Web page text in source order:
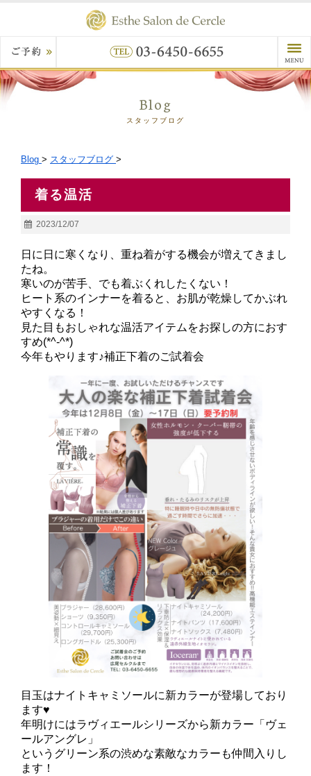
Blog
スタッフブログ
Blog > スタッフブログ >
着る温活
2023/12/07
日に日に寒くなり、重ね着がする機会が増えてきまし
たね。
寒いのが苦手、でも着ぶくれしたくない！
ヒート系のインナーを着ると、お肌が乾燥してかぶれ
やすくなる！
見た目もおしゃれな温活アイテムをお探しの方におす
すめ(*^-^*)
今年もやります♪補正下着のご試着会
目玉はナイトキャミソールに新カラーが登場しており
ます♥
年明けにはラヴィエールシリーズから新カラー「ヴェ
ールアングレ」
というグリーン系の渋めな素敵なカラーも仲間入りし
ます！